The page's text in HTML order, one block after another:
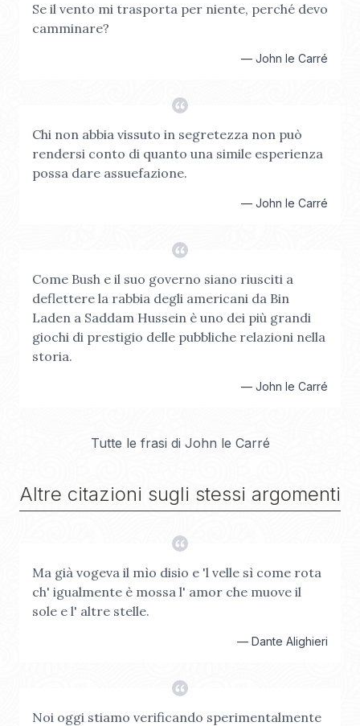
Se il vento mi trasporta per niente, perché devo
camminare?
— John le Carré
Chi non abbia vissuto in segretezza non può
rendersi conto di quanto una simile esperienza
possa dare assuefazione.
— John le Carré
Come Bush e il suo governo siano riusciti a
deflettere la rabbia degli americani da Bin
Laden a Saddam Hussein è uno dei più grandi
giochi di prestigio delle pubbliche relazioni nella
storia.
— John le Carré
Tutte le frasi di John le Carré
Altre citazioni sugli stessi argomenti
Ma già vogeva il mìo disio e 'l velle sì come rota
ch' igualmente è mossa l' amor che muove il
sole e l' altre stelle.
— Dante Alighieri
Noi oggi stiamo verificando sperimentalmente